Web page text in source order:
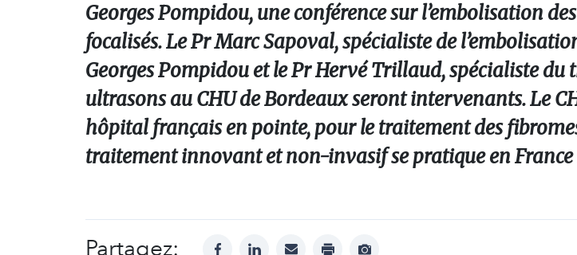
Georges Pompidou, une conférence sur l’embolisation
focalisés. Le Pr Marc Sapoval, spécialiste de
Georges Pompidou et le Pr Hervé Trillaud, spécialiste
ultrasons au CHU de Bordeaux seront intervenants. Le
hôpital français en pointe, pour le traitement des
traitement innovant et non-invasif se pratique en France
Partagez: facebooklinkedinmail print
Afficher